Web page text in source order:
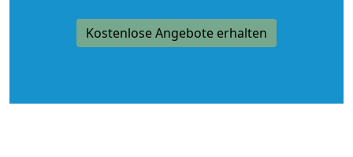
Kostenlose Angebote erhalten